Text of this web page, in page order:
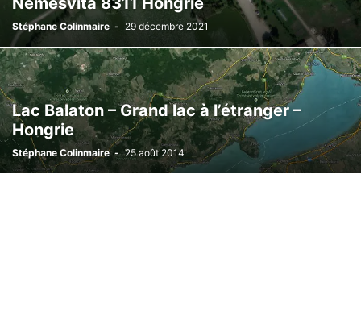
Stéphane Colinmaire - 29 décembre 2021
Lac Balaton – Grand lac à l’étranger –
Hongrie
Stéphane Colinmaire - 25 août 2014